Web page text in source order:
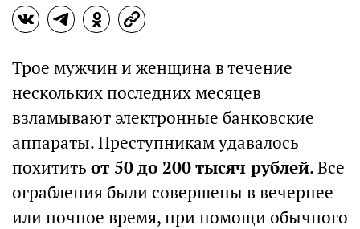
Трое мужчин и женщина в течение
нескольких последних месяцев
взламывают электронные банковские
аппараты. Преступникам удавалось
похитить от 50 до 200 тысяч рублей. Все
ограбления были совершены в вечернее
или ночное время, при помощи обычного